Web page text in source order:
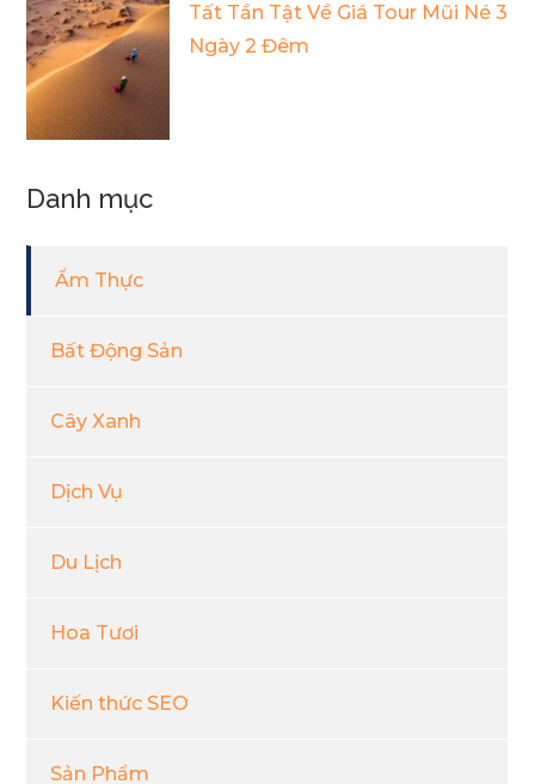
Tất Tần Tật Về Giá Tour Mũi Né 3
Ngày 2 Đêm
Danh mục
Ẩm Thực
Bất Động Sản
Cây Xanh
Dịch Vụ
Du Lịch
Hoa Tươi
Kiến thức SEO
Sản Phẩm